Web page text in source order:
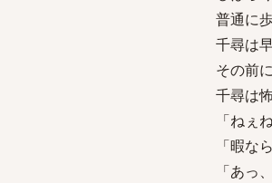
普通に
千尋は
その前
千尋は
「ねぇ
「暇な
「あっ